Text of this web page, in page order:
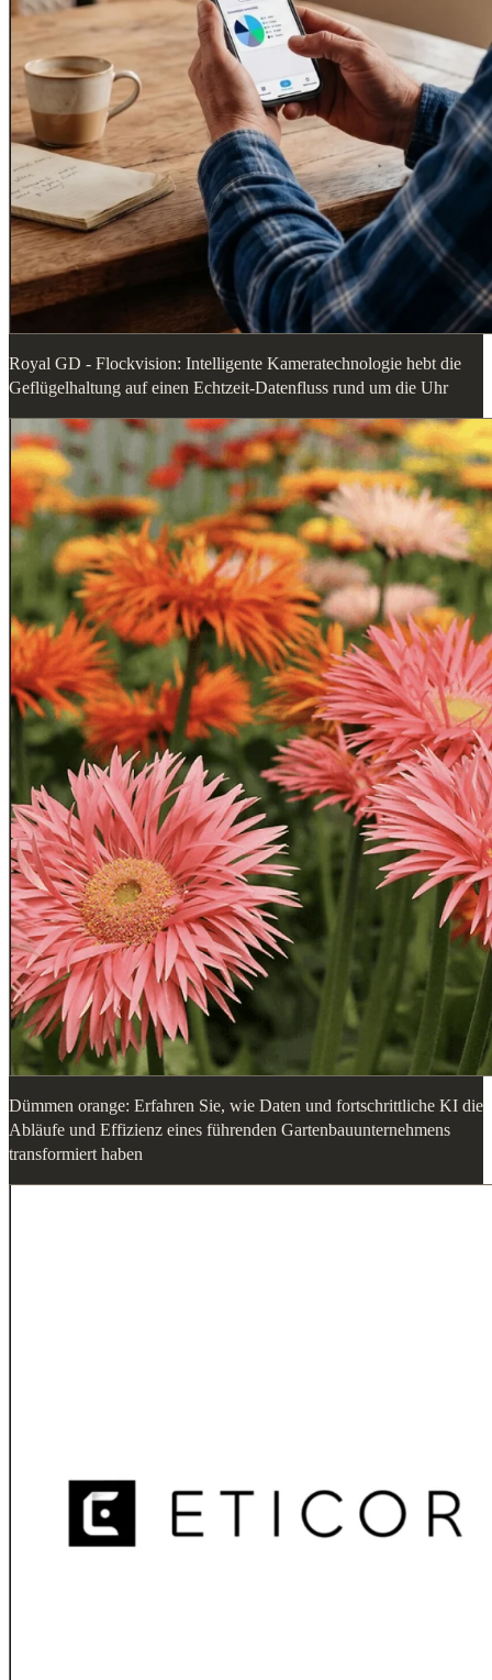
Royal GD - Flockvision: Intelligente Kameratechnologie hebt die
Geflügelhaltung auf einen Echtzeit-Datenfluss rund um die Uhr
Dümmen orange: Erfahren Sie, wie Daten und fortschrittliche KI die
Abläufe und Effizienz eines führenden Gartenbauunternehmens
transformiert haben